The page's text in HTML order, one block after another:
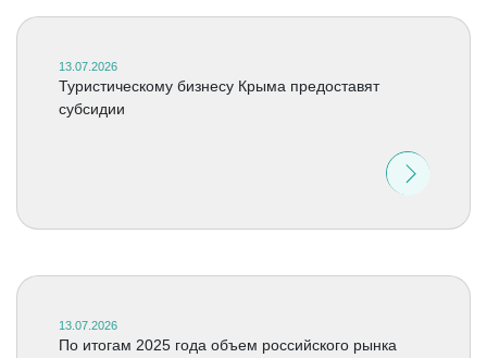
13.07.2026
Туристическому бизнесу Крыма предоставят
субсидии
13.07.2026
По итогам 2025 года объем российского рынка